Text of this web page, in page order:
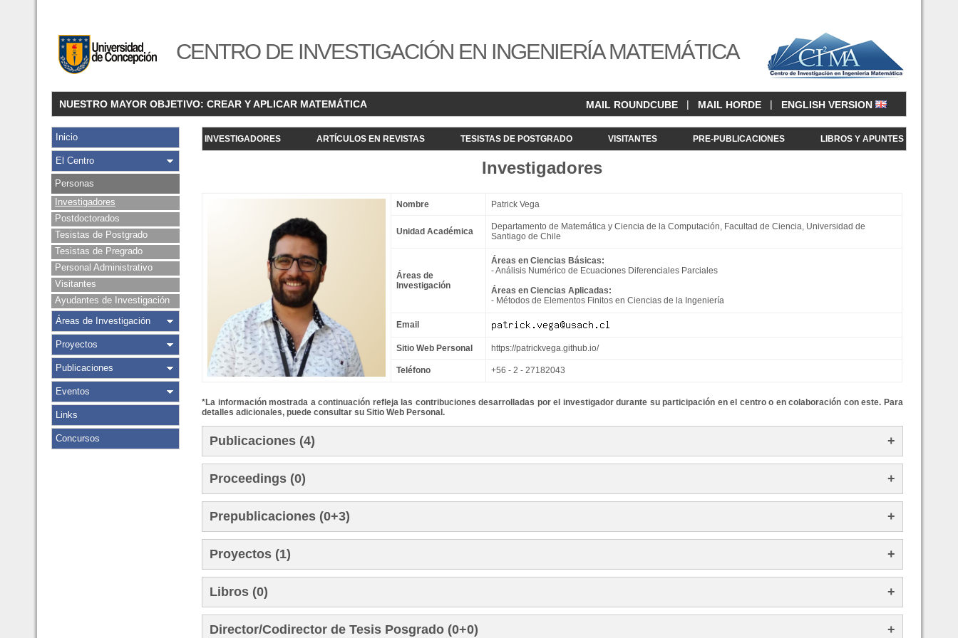
CENTRO DE INVESTIGACIÓN EN INGENIERÍA MATEMÁTICA
NUESTRO MAYOR OBJETIVO: CREAR Y APLICAR MATEMÁTICA MAIL ROUNDCUBE | MAIL HORDE | ENGLISH VERSION
Inicio
El Centro
Personas
Investigadores
Postdoctorados
Tesistas de Postgrado
Tesistas de Pregrado
Personal Administrativo
Visitantes
Ayudantes de Investigación
Áreas de Investigación
Proyectos
Publicaciones
Eventos
Links
Concursos
INVESTIGADORES ARTÍCULOS EN REVISTAS TESISTAS DE POSTGRADO VISITANTES PRE-PUBLICACIONES LIBROS Y APUNTES
Investigadores
Nombre Patrick Vega
Unidad Académica
Departamento de Matemática y Ciencia de la Computación, Facultad de Ciencia, Universidad de
Santiago de Chile
Áreas de
Investigación
Áreas en Ciencias Básicas:
- Análisis Numérico de Ecuaciones Diferenciales Parciales
Áreas en Ciencias Aplicadas:
- Métodos de Elementos Finitos en Ciencias de la Ingeniería
Email
Sitio Web Personal https://patrickvega.github.io/
Teléfono +56 - 2 - 27182043
*La información mostrada a continuación refleja las contribuciones desarrolladas por el investigador durante su participación en el centro o en colaboración con este. Para
detalles adicionales, puede consultar su Sitio Web Personal.
Publicaciones (4) +
Proceedings (0) +
Prepublicaciones (0+3) +
Proyectos (1) +
Libros (0) +
Director/Codirector de Tesis Posgrado (0+0) +